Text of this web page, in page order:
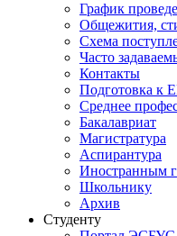
График
Общежития,
Схема
Часто
Контакты
Подготовка к
Среднее
Бакалавриат
Магистратура
Аспирантура
Иностранным
Школьнику
Архив
Студенту